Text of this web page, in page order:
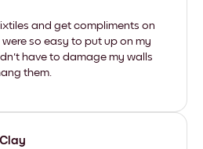
and get compliments on
so easy to put up on my
have to damage my walls
them.